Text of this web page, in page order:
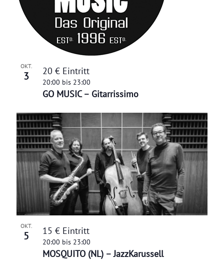
OKT.
3
GO MUSIC – Gitarrissimo
20:00 bis 23:00
20 € Eintritt
OKT.
5
MOSQUITO (NL) – JazzKarussell
20:00 bis 23:00
15 € Eintritt